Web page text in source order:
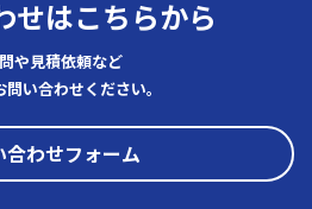
せはこちらから
や見積依頼など
い合わせください。
合わせフォーム